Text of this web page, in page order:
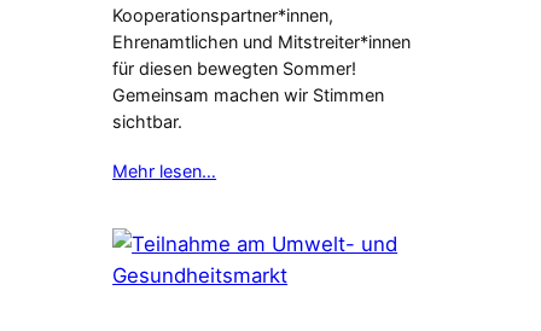
Kooperationspartner*innen,
Ehrenamtlichen und Mitstreiter*innen
für diesen bewegten Sommer!
Gemeinsam machen wir Stimmen
sichtbar.
Mehr lesen…